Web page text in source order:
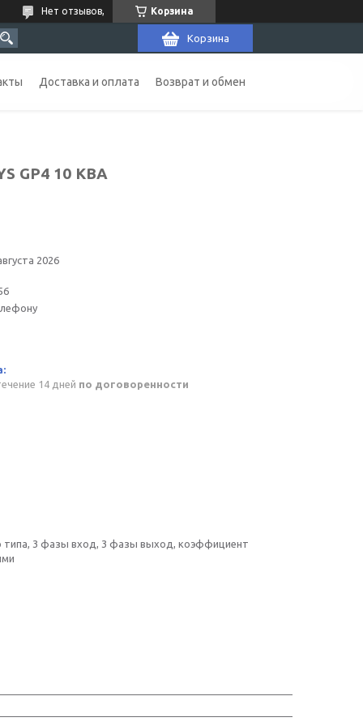
Корзина
Нет отзывов,
Корзина
Доставка и оплата Возврат и обмен
GP4 10 КВА
2026
14 дней по договоренности
типа, 3 фазы вход, 3 фазы выход, коэффициент